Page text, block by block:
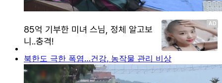
북한도 극한 폭염…건강, 농작물 관리 비상